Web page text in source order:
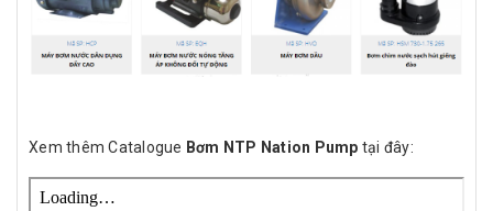
Xem thêm Catalogue Bơm NTP Nation Pump tại đây: